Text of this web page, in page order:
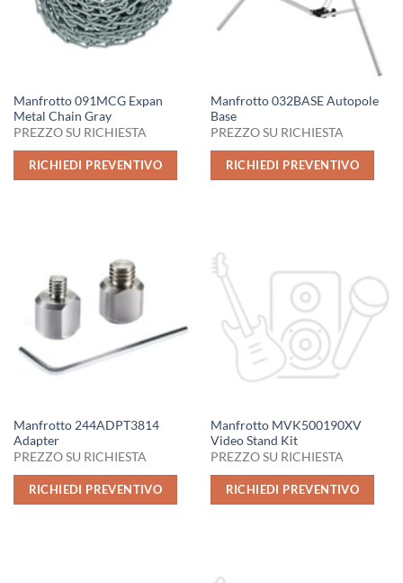
Manfrotto 091MCG Expan
Metal Chain Gray
PREZZO SU RICHIESTA
RICHIEDI PREVENTIVO
Manfrotto 032BASE Autopole
Base
PREZZO SU RICHIESTA
RICHIEDI PREVENTIVO
Manfrotto 244ADPT3814
Adapter
PREZZO SU RICHIESTA
RICHIEDI PREVENTIVO
Manfrotto MVK500190XV
Video Stand Kit
PREZZO SU RICHIESTA
RICHIEDI PREVENTIVO